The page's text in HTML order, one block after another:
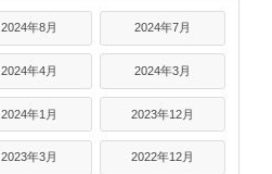
2024年8月 2024年7月
2024年4月 2024年3月
2024年1月 2023年12月
2023年3月 2022年12月